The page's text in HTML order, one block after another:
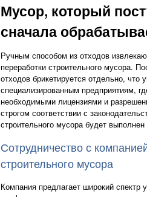
Мусор, который
сначала
Ручным способом из отходов
переработки строительного мусора.
отходов брикетируется отдельно, что
специализированным предприятиям,
необходимыми лицензиями и
строгом соответствии с
строительного мусора будет
Сотрудничество с
строительного мусора
Компания предлагает широкий спектр